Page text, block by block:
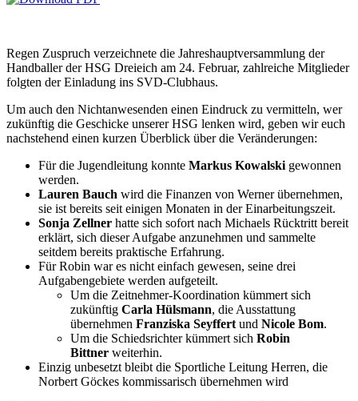
Regen Zuspruch verzeichnete die Jahreshauptversammlung der
Handballer der HSG Dreieich am 24. Februar, zahlreiche Mitglieder
folgten der Einladung ins SVD-Clubhaus.
Um auch den Nichtanwesenden einen Eindruck zu vermitteln, wer
zukünftig die Geschicke unserer HSG lenken wird, geben wir euch
nachstehend einen kurzen Überblick über die Veränderungen:
Für die Jugendleitung konnte Markus Kowalskigewonnen
werden.
Lauren Bauch wird die Finanzen von Werner übernehmen,
sie ist bereits seit einigen Monaten in der Einarbeitungszeit.
Sonja Zellner hatte sich sofort nach Michaels Rücktritt bereit
erklärt, sich dieser Aufgabe anzunehmen und sammelte
seitdem bereits praktische Erfahrung.
Für Robin war es nicht einfach gewesen, seine drei
Aufgabengebiete werden aufgeteilt.
Um die Zeitnehmer-Koordination kümmert sich
zukünftig Carla Hülsmann, die Ausstattung
übernehmen Franziska Seyffertund Nicole Bom.
Um die Schiedsrichter kümmert sich Robin
Bittner weiterhin.
Einzig unbesetzt bleibt die Sportliche Leitung Herren, die
Norbert Göckes kommissarisch übernehmen wird